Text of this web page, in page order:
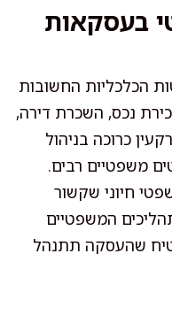
בעסקאות
הכלכליות החשובות
נכס, השכרת דירה,
כרוכה בניהול
משפטיים רבים.
חיוני שקשור
המשפטיים
שהעסקה תתנהל